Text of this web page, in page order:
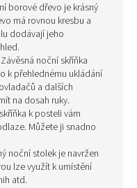
borové dřevo je krásný
má rovnou kresbu a
dodávají jeho
noční skříňka
k přehlednému ukládání
a dalších
na dosah ruky.
k posteli vám
Můžete ji snadno
noční stolek je navržen
lze využít k umístění
atd.